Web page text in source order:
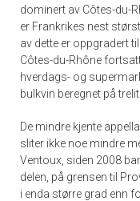
dominert av Côtes-du-
er Frankrikes nest
av dette er oppgradert
Côtes-du-Rhône
hverdags- og
bulkvin beregnet på
De mindre kjente
sliter ikke noe mindre
Ventoux, siden 2008
delen, på grensen til
i enda større grad enn